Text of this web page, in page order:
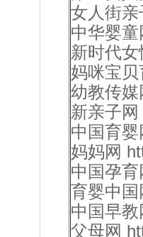
女人街
中华婴
新时代
妈咪宝
幼教传媒
新亲子
中国育
妈妈网
中国孕
育婴中国
中国早
父母网